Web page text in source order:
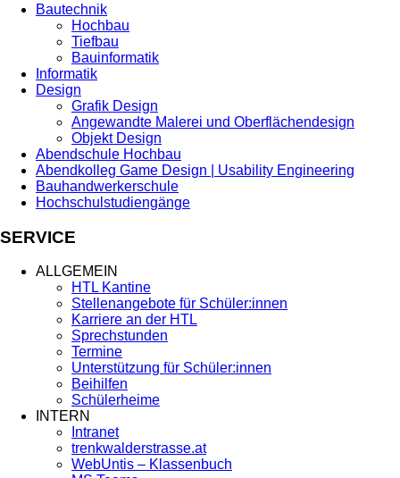
Bautechnik
Hochbau
Tiefbau
Bauinformatik
Informatik
Design
Grafik Design
Angewandte Malerei und Oberflächendesign
Objekt Design
Abendschule Hochbau
Abendkolleg Game Design | Usability Engineering
Bauhandwerkerschule
Hochschulstudiengänge
SERVICE
ALLGEMEIN
HTL Kantine
Stellenangebote für Schüler:innen
Karriere an der HTL
Sprechstunden
Termine
Unterstützung für Schüler:innen
Beihilfen
Schülerheime
INTERN
Intranet
trenkwalderstrasse.at
WebUntis – Klassenbuch